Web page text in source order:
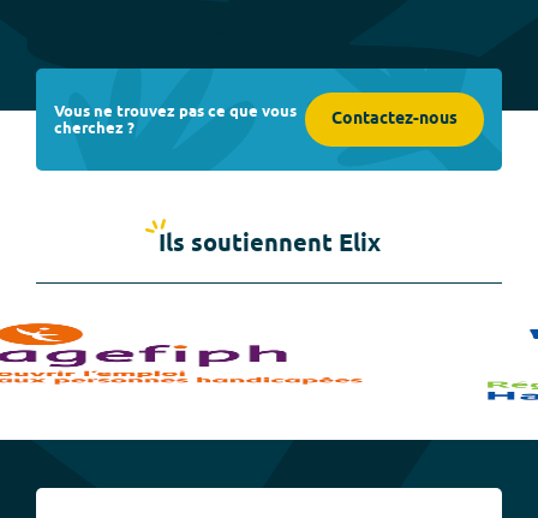
Vous ne trouvez pas ce que vous
cherchez ? Contactez-nous
Ils soutiennent Elix